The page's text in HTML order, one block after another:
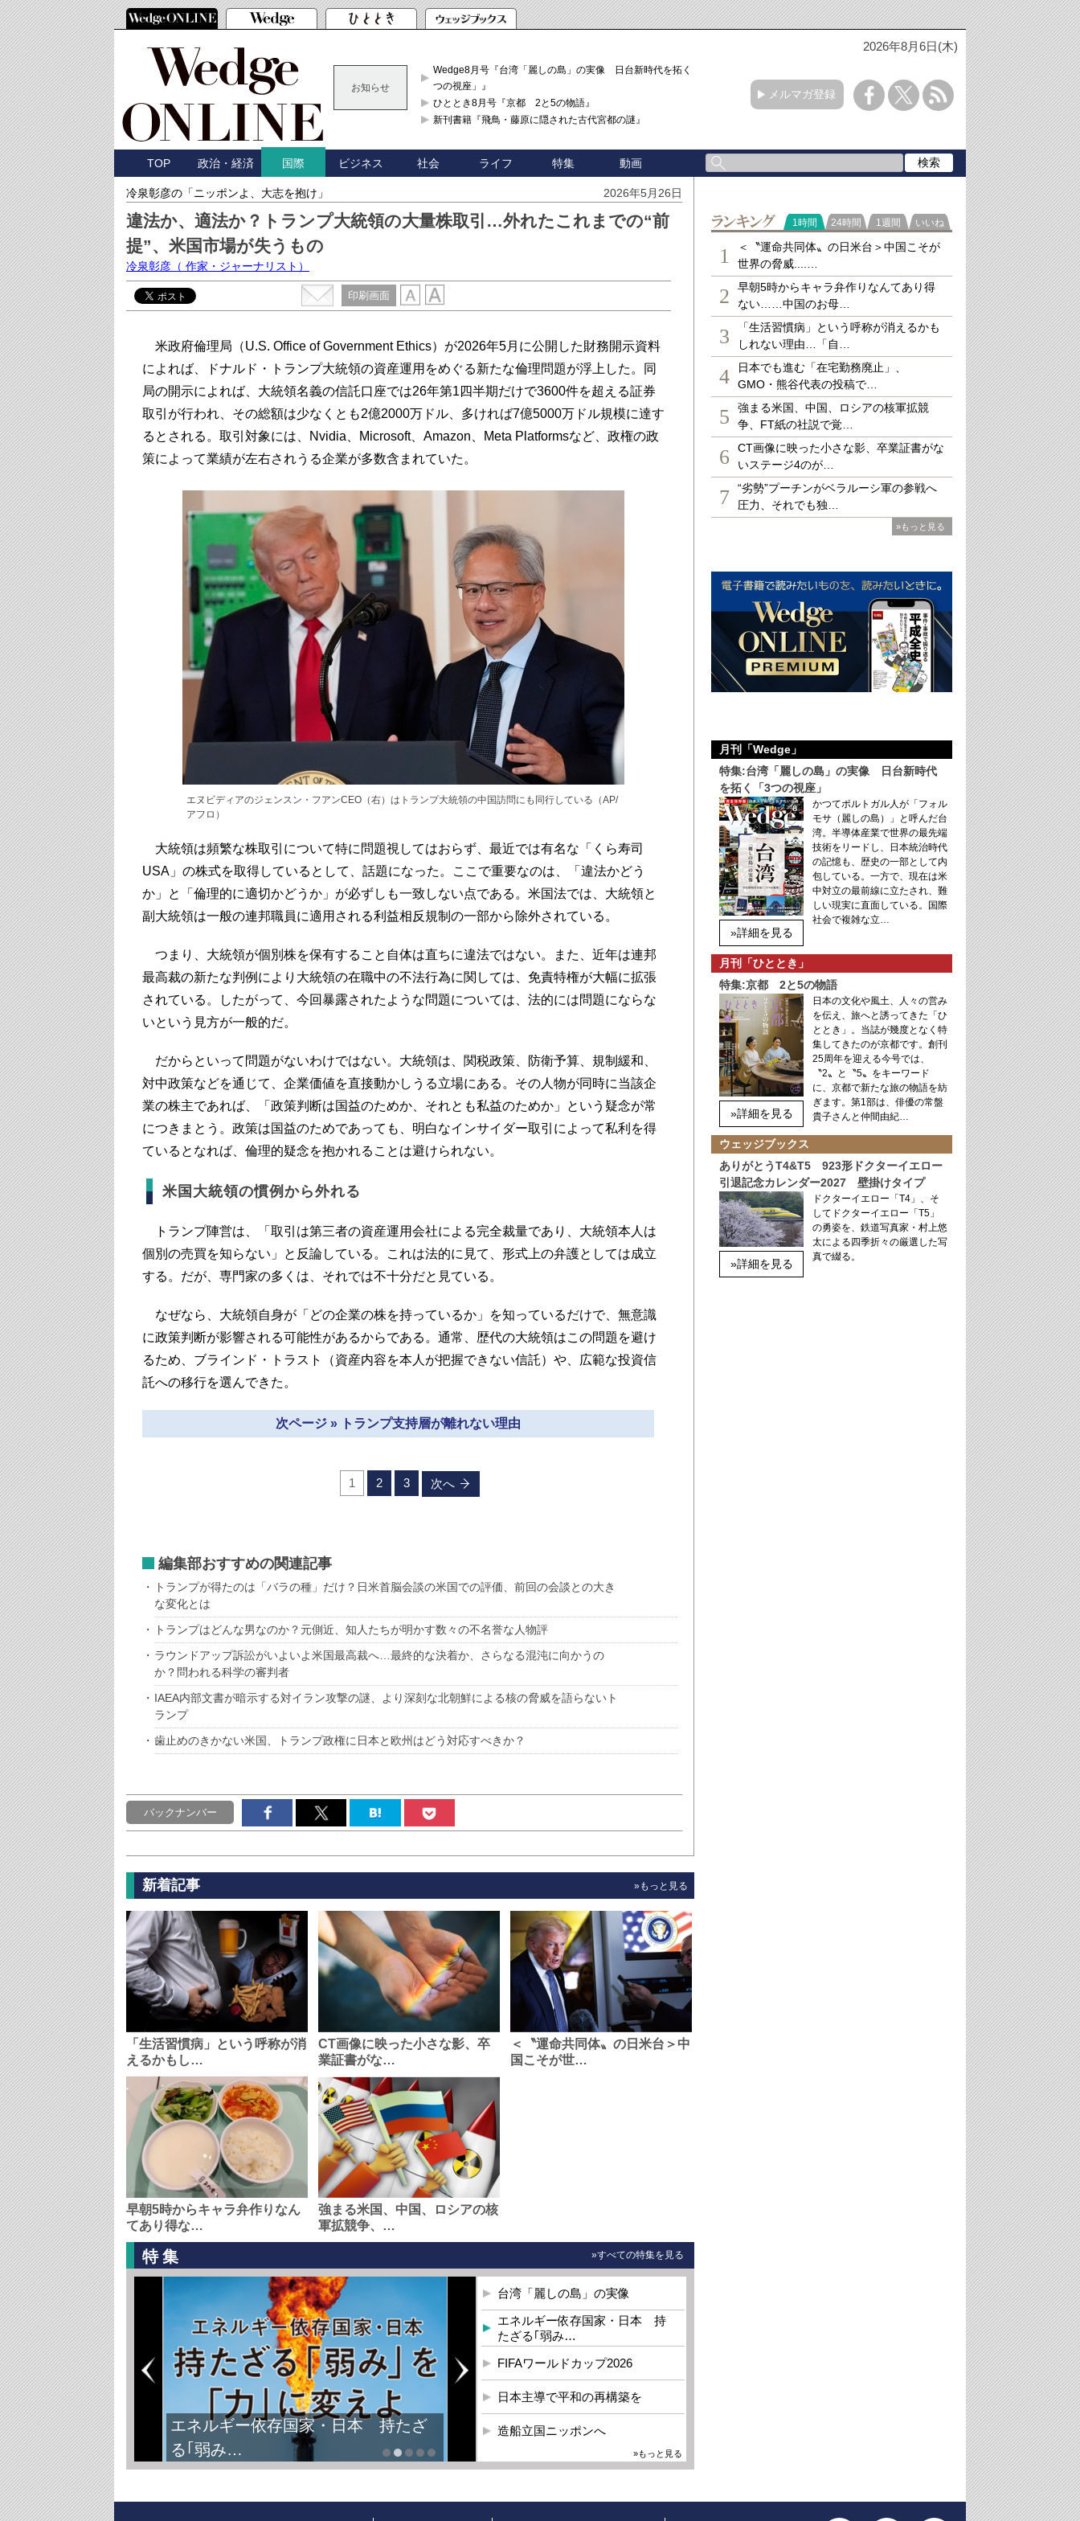
2026年8月6日(木)
お知らせ
Wedge8月号『台湾「麗しの島」の実像 日台新時代を拓く「3
つの視座」』
ひととき8月号『京都 2と5の物語』
新刊書籍『飛鳥・藤原に隠された古代宮都の謎』
メルマガ登録
TOP 政治・経済 国際 ビジネス 社会 ライフ 特集 動画
冷泉彰彦の「ニッポンよ、大志を抱け」 2026年5月26日
違法か、適法か？トランプ大統領の大量株取引…外れたこれまでの“前
提”、米国市場が失うもの
冷泉彰彦 （ 作家・ジャーナリスト）
印刷画面
米政府倫理局（U.S. Office of Government Ethics）が2026年5月に公開した財務開示資料
によれば、ドナルド・トランプ大統領の資産運用をめぐる新たな倫理問題が浮上した。同
局の開示によれば、大統領名義の信託口座では26年第1四半期だけで3600件を超える証券
取引が行われ、その総額は少なくとも2億2000万ドル、多ければ7億5000万ドル規模に達す
るとされる。取引対象には、Nvidia、Microsoft、Amazon、Meta Platformsなど、政権の政
策によって業績が左右されうる企業が多数含まれていた。
エヌビディアのジェンスン・フアンCEO（右）はトランプ大統領の中国訪問にも同行している（AP/
アフロ）
大統領は頻繁な株取引について特に問題視してはおらず、最近では有名な「くら寿司
USA」の株式を取得しているとして、話題になった。ここで重要なのは、「違法かどう
か」と「倫理的に適切かどうか」が必ずしも一致しない点である。米国法では、大統領と
副大統領は一般の連邦職員に適用される利益相反規制の一部から除外されている。
つまり、大統領が個別株を保有すること自体は直ちに違法ではない。また、近年は連邦
最高裁の新たな判例により大統領の在職中の不法行為に関しては、免責特権が大幅に拡張
されている。したがって、今回暴露されたような問題については、法的には問題にならな
いという見方が一般的だ。
だからといって問題がないわけではない。大統領は、関税政策、防衛予算、規制緩和、
対中政策などを通じて、企業価値を直接動かしうる立場にある。その人物が同時に当該企
業の株主であれば、「政策判断は国益のためか、それとも私益のためか」という疑念が常
につきまとう。政策は国益のためであっても、明白なインサイダー取引によって私利を得
ているとなれば、倫理的疑念を抱かれることは避けられない。
米国大統領の慣例から外れる
トランプ陣営は、「取引は第三者の資産運用会社による完全裁量であり、大統領本人は
個別の売買を知らない」と反論している。これは法的に見て、形式上の弁護としては成立
する。だが、専門家の多くは、それでは不十分だと見ている。
なぜなら、大統領自身が「どの企業の株を持っているか」を知っているだけで、無意識
に政策判断が影響される可能性があるからである。通常、歴代の大統領はこの問題を避け
るため、ブラインド・トラスト（資産内容を本人が把握できない信託）や、広範な投資信
託への移行を選んできた。
次ページ » トランプ支持層が離れない理由
1 2 3 次へ
編集部おすすめの関連記事
トランプが得たのは「バラの種」だけ？日米首脳会談の米国での評価、前回の会談との大き
な変化とは
トランプはどんな男なのか？元側近、知人たちが明かす数々の不名誉な人物評
ラウンドアップ訴訟がいよいよ米国最高裁へ…最終的な決着か、さらなる混沌に向かうの
か？問われる科学の審判者
IAEA内部文書が暗示する対イラン攻撃の謎、より深刻な北朝鮮による核の脅威を語らないト
ランプ
歯止めのきかない米国、トランプ政権に日本と欧州はどう対応すべきか？
バックナンバー
新着記事 »もっと見る
「生活習慣病」という呼称が消
えるかもし…
CT画像に映った小さな影、卒
業証書がな…
＜〝運命共同体〟の日米台＞中
国こそが世…
早朝5時からキャラ弁作りなん
てあり得な…
強まる米国、中国、ロシアの核
軍拡競争、…
特集 »すべての特集を見る
エネルギー依存国家・日本 持たざ
る｢弱み…
台湾「麗しの島」の実像
エネルギー依存国家・日本 持
たざる｢弱み…
FIFAワールドカップ2026
日本主導で平和の再構築を
造船立国ニッポンへ
»もっと見る
ランキング
1時間 24時間 1週間 いいね
1
＜〝運命共同体〟の日米台＞中国こそが
世界の脅威....…
2
早朝5時からキャラ弁作りなんてあり得
ない……中国のお母…
3
「生活習慣病」という呼称が消えるかも
しれない理由…「自…
4
日本でも進む「在宅勤務廃止」、
GMO・熊谷代表の投稿で…
5
強まる米国、中国、ロシアの核軍拡競
争、FT紙の社説で覚…
6
CT画像に映った小さな影、卒業証書がな
いステージ4のが…
7
“劣勢”プーチンがベラルーシ軍の参戦へ
圧力、それでも独…
»もっと見る
月刊「Wedge」
特集:台湾「麗しの島」の実像 日台新時代
を拓く「3つの視座」
»詳細を見る
かつてポルトガル人が「フォル
モサ（麗しの島）」と呼んだ台
湾。半導体産業で世界の最先端
技術をリードし、日本統治時代
の記憶も、歴史の一部として内
包している。一方で、現在は米
中対立の最前線に立たされ、難
しい現実に直面している。国際
社会で複雑な立…
月刊「ひととき」
特集:京都 2と5の物語
»詳細を見る
日本の文化や風土、人々の営み
を伝え、旅へと誘ってきた「ひ
ととき」。当誌が幾度となく特
集してきたのが京都です。創刊
25周年を迎える今号では、
〝2〟と〝5〟をキーワード
に、京都で新たな旅の物語を紡
ぎます。第1部は、俳優の常盤
貴子さんと仲間由紀…
ウェッジブックス
ありがとうT4&T5 923形ドクターイエロー
引退記念カレンダー2027 壁掛けタイプ
»詳細を見る
ドクターイエロー「T4」、そ
してドクターイエロー「T5」
の勇姿を、鉄道写真家・村上悠
太による四季折々の厳選した写
真で綴る。